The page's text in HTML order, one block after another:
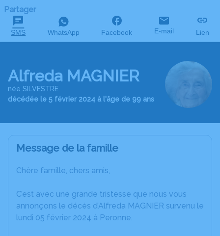
Partager
SMS WhatsApp Facebook E-mail Lien
Alfreda MAGNIER
née SILVESTRE
décédée le 5 février 2024 à l'âge de 99 ans
Message de la famille
Chère famille, chers amis,
C’est avec une grande tristesse que nous vous
annonçons le décès d’Alfreda MAGNIER survenu le
lundi 05 février 2024 à Peronne.